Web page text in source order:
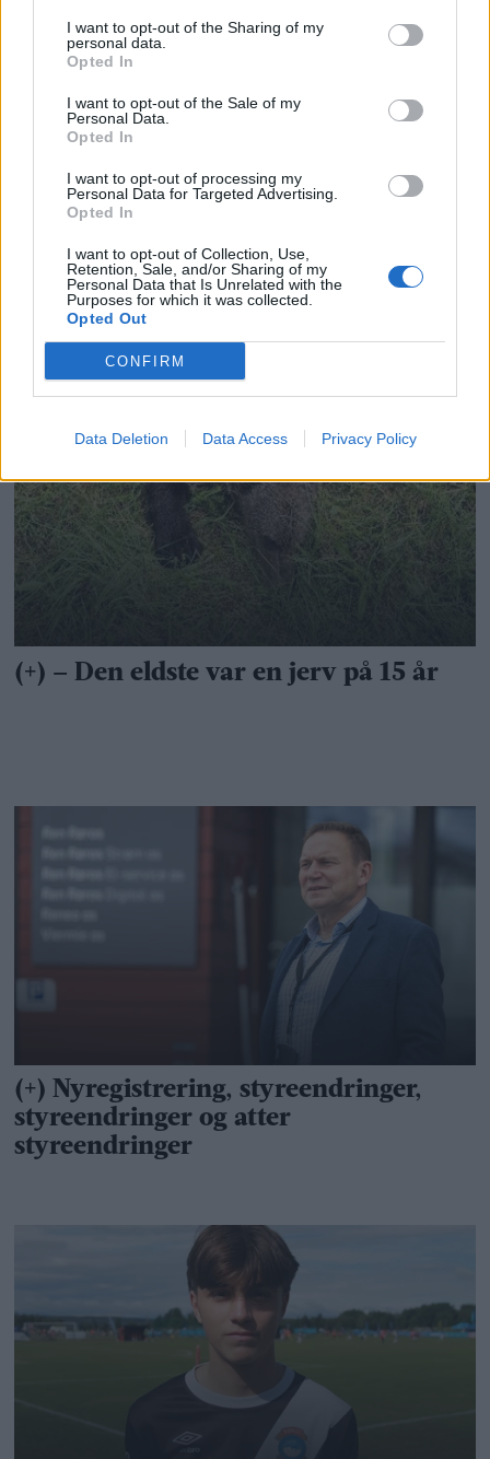
I want to opt-out of the Sharing of my
personal data.
Opted In
I want to opt-out of the Sale of my
Personal Data.
Opted In
I want to opt-out of processing my
Personal Data for Targeted Advertising.
Opted In
I want to opt-out of Collection, Use,
Retention, Sale, and/or Sharing of my
Personal Data that Is Unrelated with the
Purposes for which it was collected.
Opted Out
CONFIRM
Data Deletion Data Access Privacy Policy